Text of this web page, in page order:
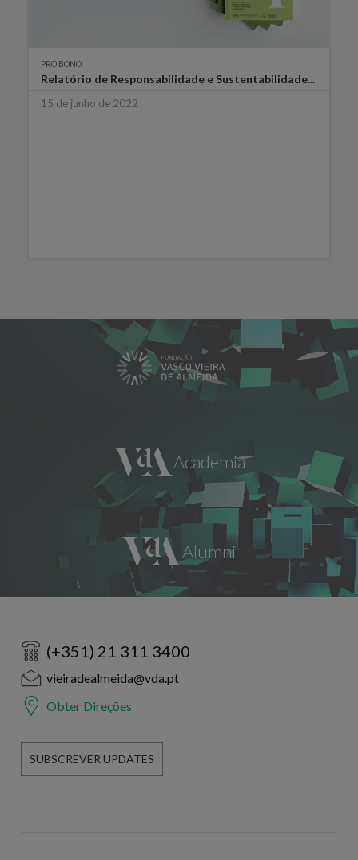
PRO BONO
Relatório de Responsabilidade e Sustentabilidade...
15 de junho de 2022
(+351) 21 311 3400
vieiradealmeida@vda.pt
Obter Direções
SUBSCREVER UPDATES